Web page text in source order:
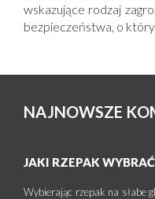
wskazujące rodzaj
bezpieczeństwa, o
NAJNOWSZE
JAKI RZEPAK
Wybierając rzepak na słabe